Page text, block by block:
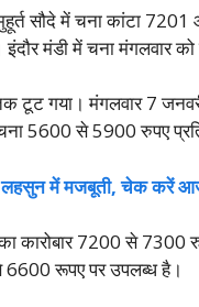
सौदे में चना कांटा
मंडी में चना मंगलवार
टूट गया। मंगलवार 7
5600 से 5900 रुपए
लहसुन में मजबूती, चेक करें
7200 से 7300
रूपए पर उपलब्ध है।